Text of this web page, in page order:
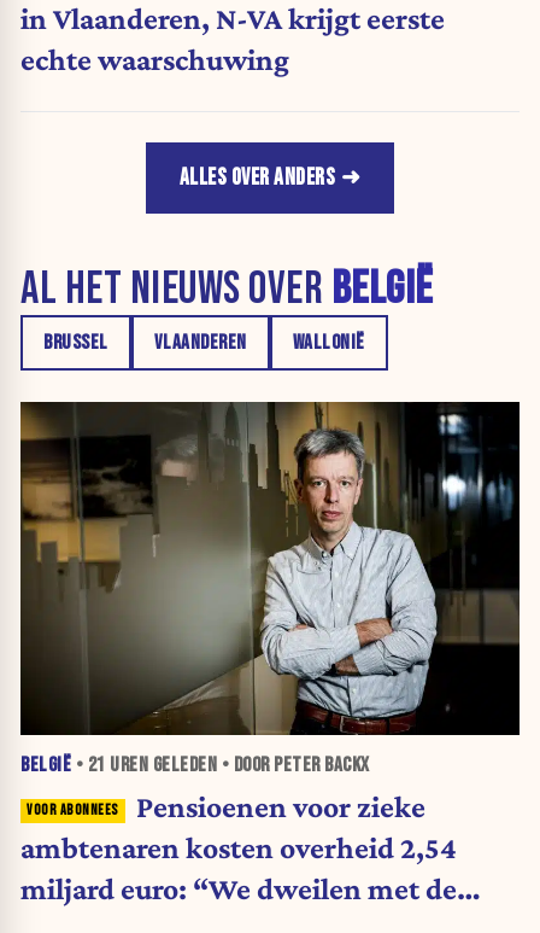
in Vlaanderen, N-VA krijgt eerste
echte waarschuwing
ALLES OVER ANDERS
AL HET NIEUWS OVER BELGIË
BRUSSEL VLAANDEREN WALLONIË
BELGIË • 21 UREN GELEDEN • DOOR PETER BACKX
Pensioenen voor zieke
ambtenaren kosten overheid 2,54
miljard euro: “We dweilen met de